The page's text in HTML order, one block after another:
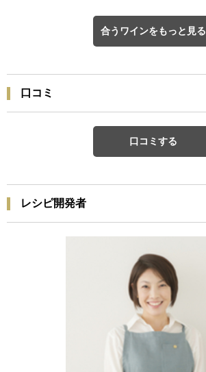
合うワインをもっと見る
口コミ
口コミする
レシピ開発者